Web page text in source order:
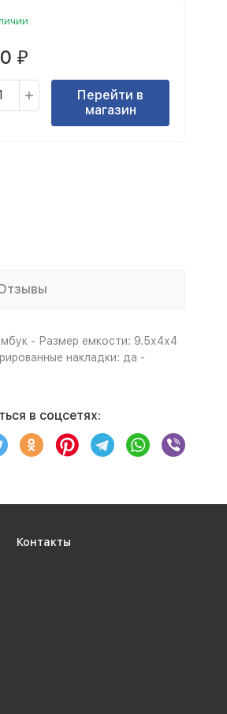
₽
Перейти в
магазин
- Размер емкости: 9.5х4х4
накладки: да -
в соцсетях:
Контакты